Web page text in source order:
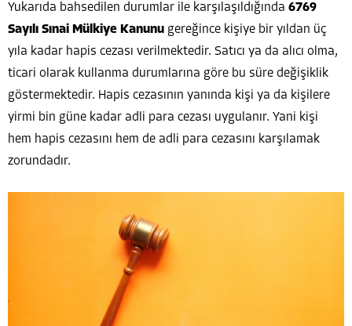
Yukarıda bahsedilen durumlar ile karşılaşıldığında 6769
Sayılı Sınai Mülkiye Kanunu gereğince kişiye bir yıldan üç
yıla kadar hapis cezası verilmektedir. Satıcı ya da alıcı olma,
ticari olarak kullanma durumlarına göre bu süre değişiklik
göstermektedir. Hapis cezasının yanında kişi ya da kişilere
yirmi bin güne kadar adli para cezası uygulanır. Yani kişi
hem hapis cezasını hem de adli para cezasını karşılamak
zorundadır.